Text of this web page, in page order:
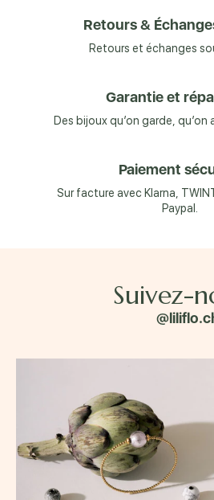
Retours &
Retours et échanges
Garantie et
Des bijoux qu’on garde, qu’on
Paiement
Sur facture avec Klarna,
Paypal.
Suivez-